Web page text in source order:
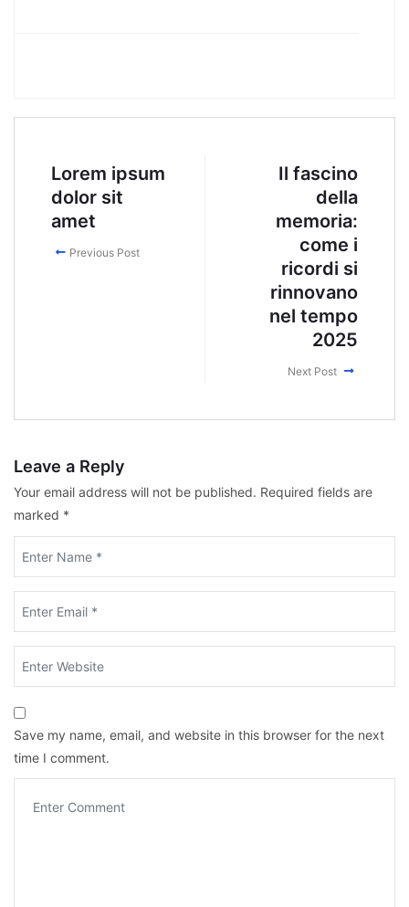
Lorem ipsum
dolor sit
amet
Previous Post
Il fascino
della
memoria:
come i
ricordi si
rinnovano
nel tempo
2025
Next Post
Leave a Reply
Your email address will not be published. Required fields are
marked *
Save my name, email, and website in this browser for the next
time I comment.